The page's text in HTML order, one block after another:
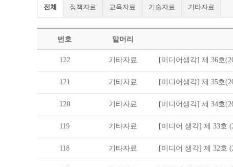
전체 정책자료 교육자료 기술자료 기타자료
번호 말머리
122 기타자료 [미디어생각] 제 36호
121 기타자료 [미디어생각] 제 35호
120 기타자료 [미디어생각] 제 34호
119 기타자료 [미디어 생각] 제 33호
118 기타자료 [미디어 생각] 제 32호